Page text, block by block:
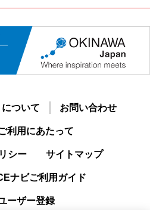
ついて お問い合わせ
利用にあたって
シー サイトマップ
ナビご利用ガイド
ーザー登録